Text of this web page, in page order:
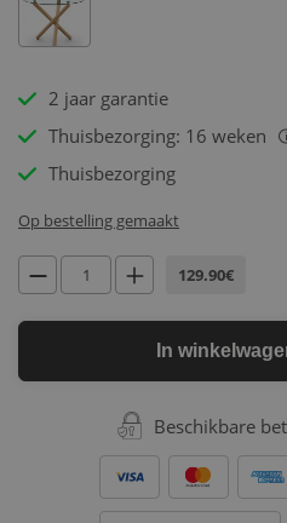
2 jaar garantie
Thuisbezorging: 16 weken
i
Thuisbezorging
Op bestelling gemaakt
129.90€
In
Beschikbare